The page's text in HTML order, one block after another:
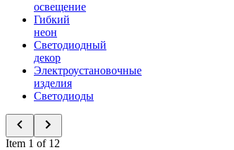
освещение
Гибкий
неон
Светодиодный
декор
Электроустановочные
изделия
Светодиоды
Item 1 of 12